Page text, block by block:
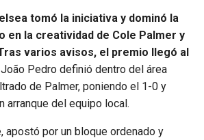
tomó la iniciativa y dominó la
en la creatividad de Cole Palmer y
varios avisos, el premio llegó al
Pedro definió dentro del área
de Palmer, poniendo el 1-0 y
arranque del equipo local.
apostó por un bloque ordenado y